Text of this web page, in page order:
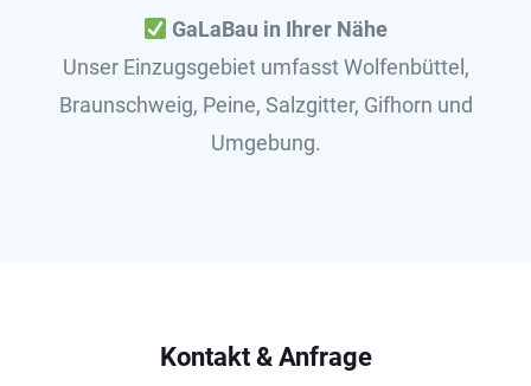
GaLaBau in Ihrer Nähe
Unser Einzugsgebiet umfasst Wolfenbüttel,
Braunschweig, Peine, Salzgitter, Gifhorn und
Umgebung.
Kontakt & Anfrage